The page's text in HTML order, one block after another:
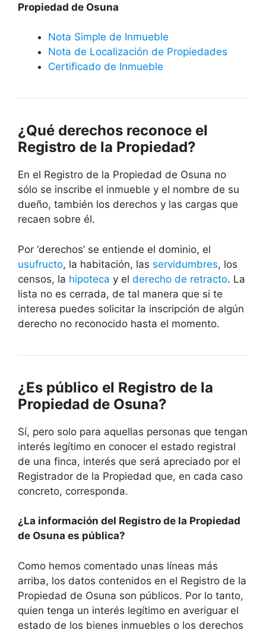
Propiedad de Osuna
Nota Simple de Inmueble
Nota de Localización de Propiedades
Certificado de Inmueble
¿Qué derechos reconoce el
Registro de la Propiedad?
En el Registro de la Propiedad de Osuna no
sólo se inscribe el inmueble y el nombre de su
dueño, también los derechos y las cargas que
recaen sobre él.
Por ‘derechos’ se entiende el dominio, el
usufructo, la habitación, las servidumbres, los
censos, la hipoteca y el derecho de retracto. La
lista no es cerrada, de tal manera que si te
interesa puedes solicitar la inscripción de algún
derecho no reconocido hasta el momento.
¿Es público el Registro de la
Propiedad de Osuna?
Sí, pero solo para aquellas personas que tengan
interés legítimo en conocer el estado registral
de una finca, interés que será apreciado por el
Registrador de la Propiedad que, en cada caso
concreto, corresponda.
¿La información del Registro de la Propiedad
de Osuna es pública?
Como hemos comentado unas líneas más
arriba, los datos contenidos en el Registro de la
Propiedad de Osuna son públicos. Por lo tanto,
quien tenga un interés legítimo en averiguar el
estado de los bienes inmuebles o los derechos